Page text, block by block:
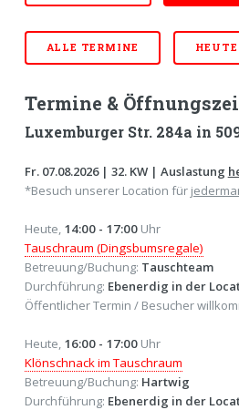
ALLE TERMINE HEUTE
Termine &
Luxemburger Str. 284a in
Fr. 07.08.2026 | 32. KW | Auslastung
*Besuch unserer Location für
Heute, 14:00 - 17:00 Uhr
Tauschraum (Dingsbumsregale)
Betreuung/Buchung: Tauschteam
Durchführung: Ebenerdig in der
Öffentlicher Termin / Besucher
Heute, 16:00 - 17:00 Uhr
Klönschnack im Tauschraum
Betreuung/Buchung: Hartwig
Durchführung: Ebenerdig in der